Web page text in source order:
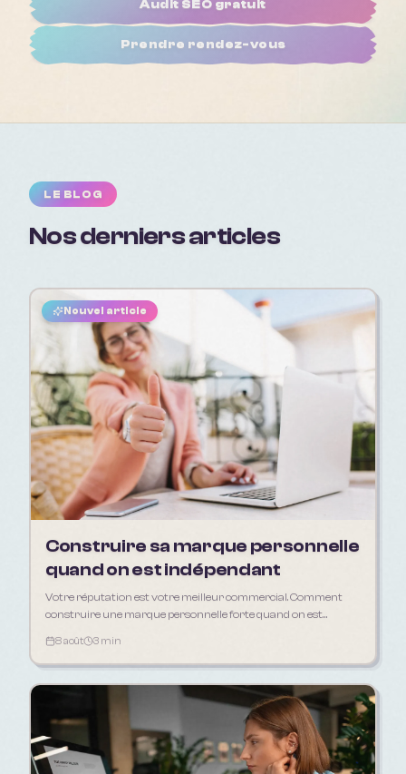
Audit SEO gratuit
Prendre rendez-vous
LE BLOG
Nos derniers articles
Nouvel article
Construire sa marque personnelle
quand on est indépendant
Votre réputation est votre meilleur commercial. Comment
construire une marque personnelle forte quand on est
8 août 3 min